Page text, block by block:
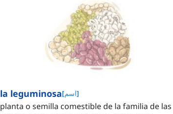
la leguminosa[اسم]
planta o semilla comestible de la familia de las